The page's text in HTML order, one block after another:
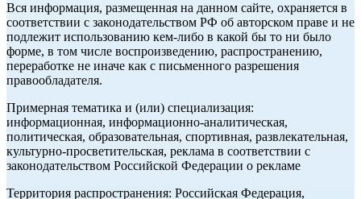
Вся информация, размещенная на данном сайте, охраняется в
соответствии с законодательством РФ об авторском праве и не
подлежит использованию кем-либо в какой бы то ни было
форме, в том числе воспроизведению, распространению,
переработке не иначе как с письменного разрешения
правообладателя.
Примерная тематика и (или) специализация:
информационная, информационно-аналитическая,
политическая, образовательная, спортивная, развлекательная,
культурно-просветительская, реклама в соответствии с
законодательством Российской Федерации о рекламе
Территория распространения: Российская Федерация,